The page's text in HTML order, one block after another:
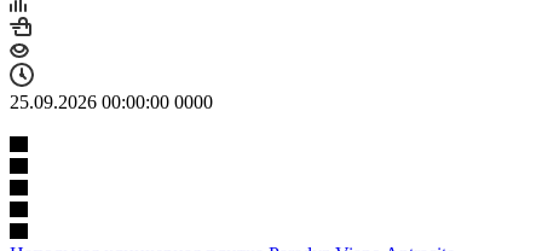
25.09.2026 00:00:00 0000